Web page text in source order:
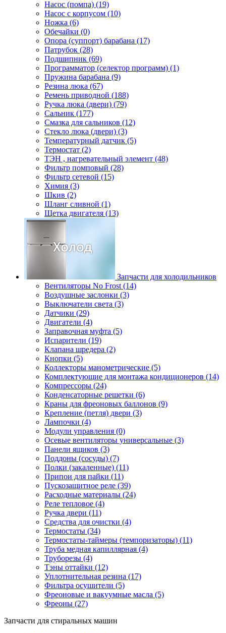
Насос (помпа) (19)
Насос c корпусом (10)
Ножка (6)
Обечайки (0)
Опора (суппорт) барабана (17)
Патрубок (28)
Подшипник (69)
Программатор (селектор программ) (1)
Пружина барабана (9)
Резина люка (67)
Ремень приводной (188)
Ручка люка (двери) (79)
Сальник (177)
Смазка для сальников (12)
Стекло люка (двери) (3)
Температурный датчик (5)
Термостат (2)
ТЭН , нагревательный элемент (48)
Фильтр помповый (28)
Фильтр сетевой (15)
Химия (3)
Шкив (2)
Шланг сливной (1)
Щетка двигателя (13)
Запчасти для холодильников
Вентиляторы No Frost (14)
Воздушные заслонки (3)
Выключатели света (3)
Датчики (29)
Двигатели (4)
Заправочная муфта (5)
Испарители (19)
Клапана шредера (2)
Кнопки (5)
Коллекторы манометрические (5)
Комплектующие для монтажа кондиционеров (14)
Компрессоры (24)
Конденсаторные решетки (6)
Краны для фреоновых баллонов (9)
Крепление (петля) двери (3)
Лампочки (4)
Модули управления (0)
Осевые вентиляторы универсальные (3)
Панели ящиков (3)
Поддоны (сосуды) (7)
Полки (закаленные) (11)
Припои для пайки (11)
Пускозащитное реле (39)
Расходные материалы (24)
Реле тепловое (4)
Ручка двери (11)
Средства для очистки (4)
Термостаты (34)
Термостаты-таймеры (темпоризаторы) (11)
Труба медная капиллярная (4)
Труборезы (4)
Тэны оттайки (12)
Уплотнительная резина (17)
Фильтра осушители (5)
Фреоновые и вакуумные масла (5)
Фреоны (27)
Запчасти для стиральных машин